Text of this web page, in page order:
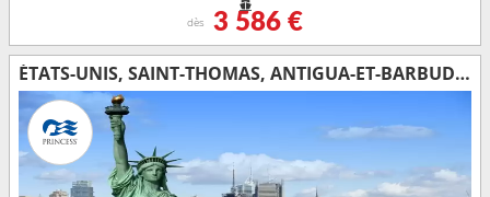
dès 3 586 €
ÉTATS-UNIS, SAINT-THOMAS, ANTIGUA-ET-BARBUDA, SAINTE-LUCIE, BARBADE, ARUBA, ÎLES TURQUES-ET-CAÏQUES